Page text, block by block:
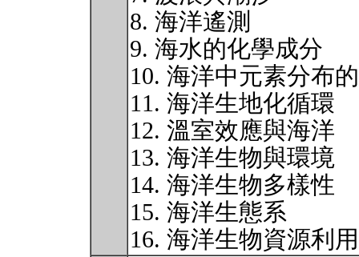
8. 海洋遙測
9. 海水的化學成分
10. 海洋中元素分布
11. 海洋生地化循環
12. 溫室效應與海洋
13. 海洋生物與環境
14. 海洋生物多樣性
15. 海洋生態系
16. 海洋生物資源利